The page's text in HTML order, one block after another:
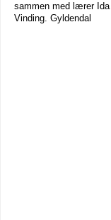
sammen med lærer Ida
Vinding. Gyldendal